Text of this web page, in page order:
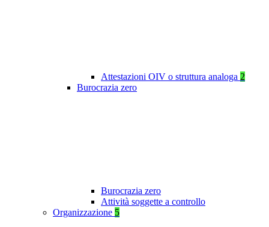
Attestazioni OIV o struttura analoga 2
Burocrazia zero
Burocrazia zero
Attività soggette a controllo
Organizzazione 5